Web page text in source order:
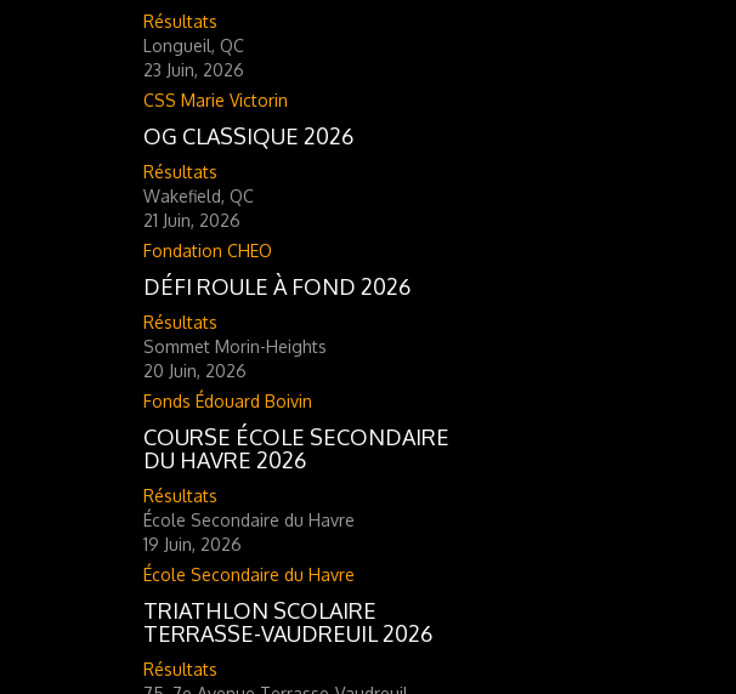
Résultats
Longueil, QC
23 Juin, 2026
CSS Marie Victorin
OG CLASSIQUE 2026
Résultats
Wakefield, QC
21 Juin, 2026
Fondation CHEO
DÉFI ROULE À FOND 2026
Résultats
Sommet Morin-Heights
20 Juin, 2026
Fonds Édouard Boivin
COURSE ÉCOLE SECONDAIRE
DU HAVRE 2026
Résultats
École Secondaire du Havre
19 Juin, 2026
École Secondaire du Havre
TRIATHLON SCOLAIRE
TERRASSE-VAUDREUIL 2026
Résultats